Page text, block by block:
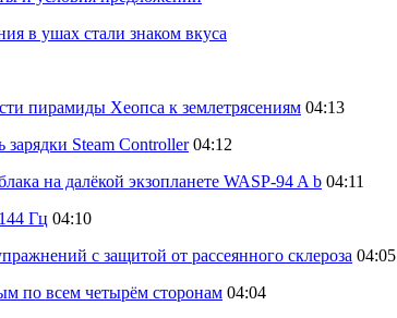
в ушах стали знаком вкуса
пирамиды Хеопса к землетрясениям 04:13
Steam Controller 04:12
на далёкой экзопланете WASP-94 A b 04:11
Гц 04:10
с защитой от рассеянного склероза 04:05
по всем четырём сторонам 04:04